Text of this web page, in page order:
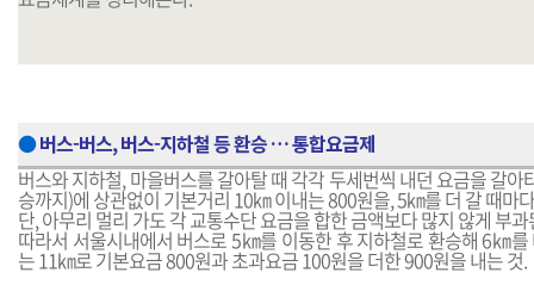
●버스-버스, 버스-지하철 등 환승 … 통합요금제
버스와 지하철, 마을버스를 갈아탈 때 각각 두세번씩 내던 요금을 갈아
승까지)에 상관없이 기본거리 10㎞ 이내는 800원을, 5㎞를 더 갈 때마
단, 아무리 멀리 가도 각 교통수단 요금을 합한 금액보다 많지 않게 부과
따라서 서울시내에서 버스로 5㎞를 이동한 후 지하철로 환승해 6㎞
는 11㎞로 기본요금 800원과 초과요금 100원을 더한 900원을 내는 것.